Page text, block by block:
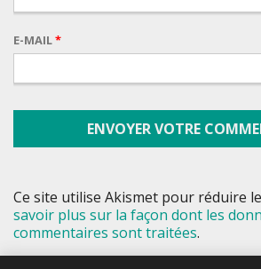
E-MAIL*
Ce site utilise Akismet pour réduire
savoir plus sur la façon dont les
commentaires sont traitées.